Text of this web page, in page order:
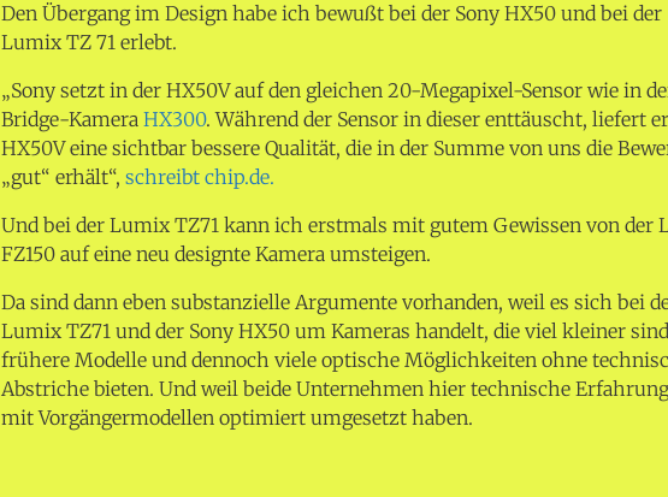
Den Übergang im Design habe ich bewußt bei der Sony HX50 und bei der
Lumix TZ 71 erlebt.
„Sony setzt in der HX50V auf den gleichen 20-Megapixel-Sensor wie in
Bridge-KameraHX300. Während der Sensor in dieser enttäuscht, liefert
HX50V eine sichtbar bessere Qualität, die in der Summe von uns die
„gut“ erhält“,schreibt chip.de.
Und bei der Lumix TZ71 kann ich erstmals mit gutem Gewissen von der
FZ150 auf eine neu designte Kamera umsteigen.
Da sind dann eben substanzielle Argumente vorhanden, weil es sich bei
Lumix TZ71 und der Sony HX50 um Kameras handelt, die viel kleiner
frühere Modelle und dennoch viele optische Möglichkeiten ohne
Abstriche bieten. Und weil beide Unternehmen hier technische
mit Vorgängermodellen optimiert umgesetzt haben.